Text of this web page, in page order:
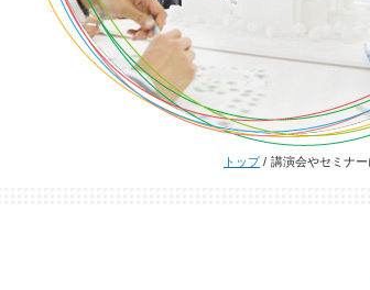
トップ/ 講演会やセミナ